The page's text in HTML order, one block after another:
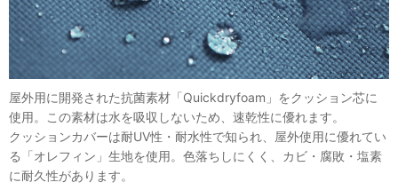
屋外用に開発された抗菌素材「Quickdryfoam」をクッション芯に
使用。この素材は水を吸収しないため、速乾性に優れます。
クッションカバーは耐UV性・耐水性で知られ、屋外使用に優れてい
る「オレフィン」生地を使用。色落ちしにくく、カビ・腐敗・塩素
に耐久性があります。